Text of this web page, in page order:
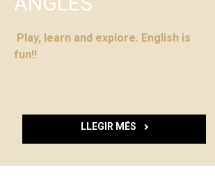
Play, learn and explore. English is
fun!!
LLEGIR MÉS